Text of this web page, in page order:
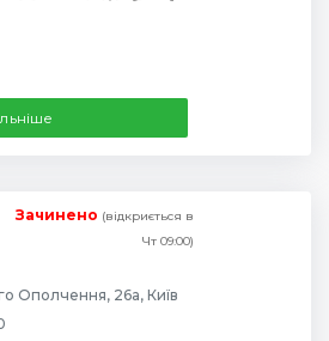
Зачинено (відкриється в
Чт 09:00)
Ополчення, 26а, Київ